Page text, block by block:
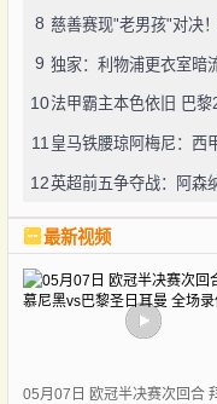
8 慈善赛现"老男孩"对决
9 独家：利物浦更衣室暗
10法甲霸主本色依旧 巴
11 皇马铁腰琼阿梅尼：西
12英超前五争夺战：阿森
最新视频
05月07日 欧冠半决赛次回合